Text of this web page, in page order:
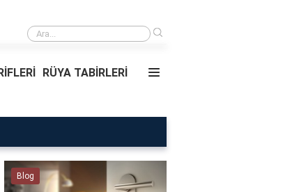
Rüyada Ablamı Görmek Ne Anlama Geliyor?
RÜYA TABİRLERİ
Rüya Tabirleri